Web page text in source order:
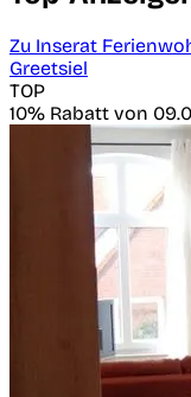
Zu Inserat
Greetsiel
TOP
10% Rabatt von